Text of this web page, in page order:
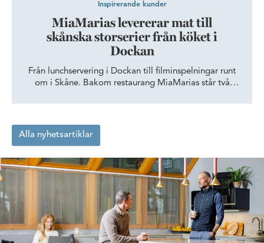
Inspirerande kunder
MiaMarias levererar mat till
skånska storserier från köket i
Dockan
Från lunchservering i Dockan till filminspelningar runt
om i Skåne. Bakom restaurang MiaMarias står två
samma fokus på mat lagad från grunden.
Alla nyhetsartiklar